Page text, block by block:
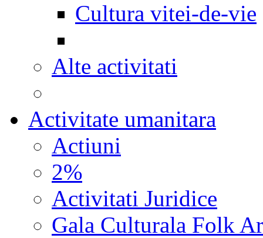
Cultura vitei-de-vie
Alte activitati
Activitate umanitara
Actiuni
2%
Activitati Juridice
Gala Culturala Folk